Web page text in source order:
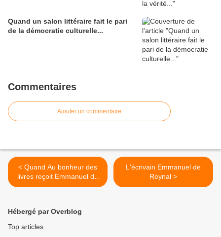
Quand un salon littéraire fait le pari
de la démocratie culturelle...
Commentaires
Ajouter un commentaire
< Quand Au bonheur des
livres reçoit Emmanuel de
Reynal
L'écrivain Emmanuel de
Reynal >
Hébergé par Overblog
Top articles